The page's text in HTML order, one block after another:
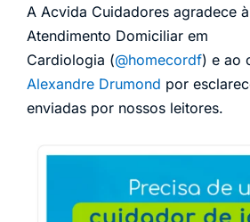
A Acvida Cuidadores agradece à
Atendimento Domiciliar em
Cardiologia (@homecordf) e ao
Alexandre Drumond por
enviadas por nossos leitores.